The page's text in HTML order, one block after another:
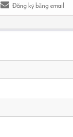
Đăng ký bằng email